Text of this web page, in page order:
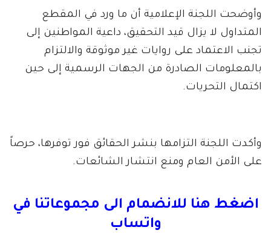
وأوضحت اللجنة الإعلامية أن ما ورد في المقطع
المتداول لا يزال قيد التحقيق، داعية المواطنين إلى
تجنب الاعتماد على روايات غير موثوقة والالتزام
بالمعلومات الصادرة من الجهات الرسمية إلى حين
اكتمال التحريات.
وأكدت اللجنة التزامها بنشر الحقائق فور توفرها، حرصاً
على الأمن العام ومنع انتشار الشائعات.
اضغط هنا للانضمام الى مجموعاتنا في
واتساب